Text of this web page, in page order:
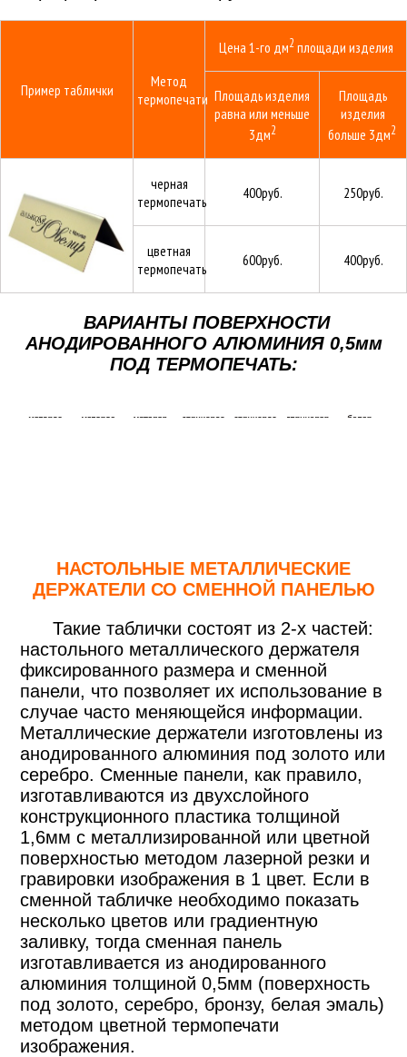
Пример таблички
Метод
термопечати
Цена 1-го дм2площади изделия
Площадь изделия
равна или меньше
3дм2
Площадь
изделия
больше 3дм2
черная
термопечать
400руб. 250руб.
цветная
термопечать
600руб. 400руб.
ВАРИАНТЫ ПОВЕРХНОСТИ
АНОДИРОВАННОГО АЛЮМИНИЯ 0,5мм
ПОД ТЕРМОПЕЧАТЬ:
НАСТОЛЬНЫЕ МЕТАЛЛИЧЕСКИЕ
ДЕРЖАТЕЛИ СО СМЕННОЙ ПАНЕЛЬЮ
Такие таблички состоят из 2-х частей:
настольного металлического держателя
фиксированного размера и сменной
панели, что позволяет их использование в
случае часто меняющейся информации.
Металлические держатели изготовлены из
анодированного алюминия под золото или
серебро. Сменные панели, как правило,
изготавливаются из двухслойного
конструкционного пластика толщиной
1,6мм с металлизированной или цветной
поверхностью методом лазерной резки и
гравировки изображения в 1 цвет. Если в
сменной табличке необходимо показать
несколько цветов или градиентную
заливку, тогда сменная панель
изготавливается из анодированного
алюминия толщиной 0,5мм (поверхность
под золото, серебро, бронзу, белая эмаль)
методом цветной термопечати
изображения.